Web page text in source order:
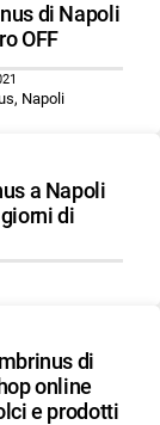
di Napoli
OFF
Napoli
a Napoli
di
di
online
e prodotti